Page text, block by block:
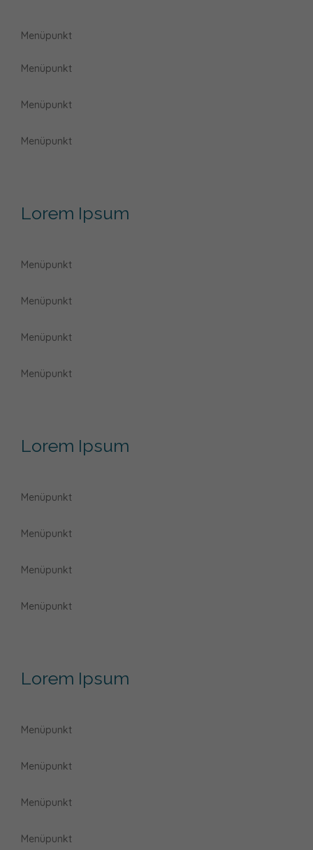
Menüpunkt
Menüpunkt
Menüpunkt
Menüpunkt
Lorem Ipsum
Menüpunkt
Menüpunkt
Menüpunkt
Menüpunkt
Lorem Ipsum
Menüpunkt
Menüpunkt
Menüpunkt
Menüpunkt
Lorem Ipsum
Menüpunkt
Menüpunkt
Menüpunkt
Menüpunkt